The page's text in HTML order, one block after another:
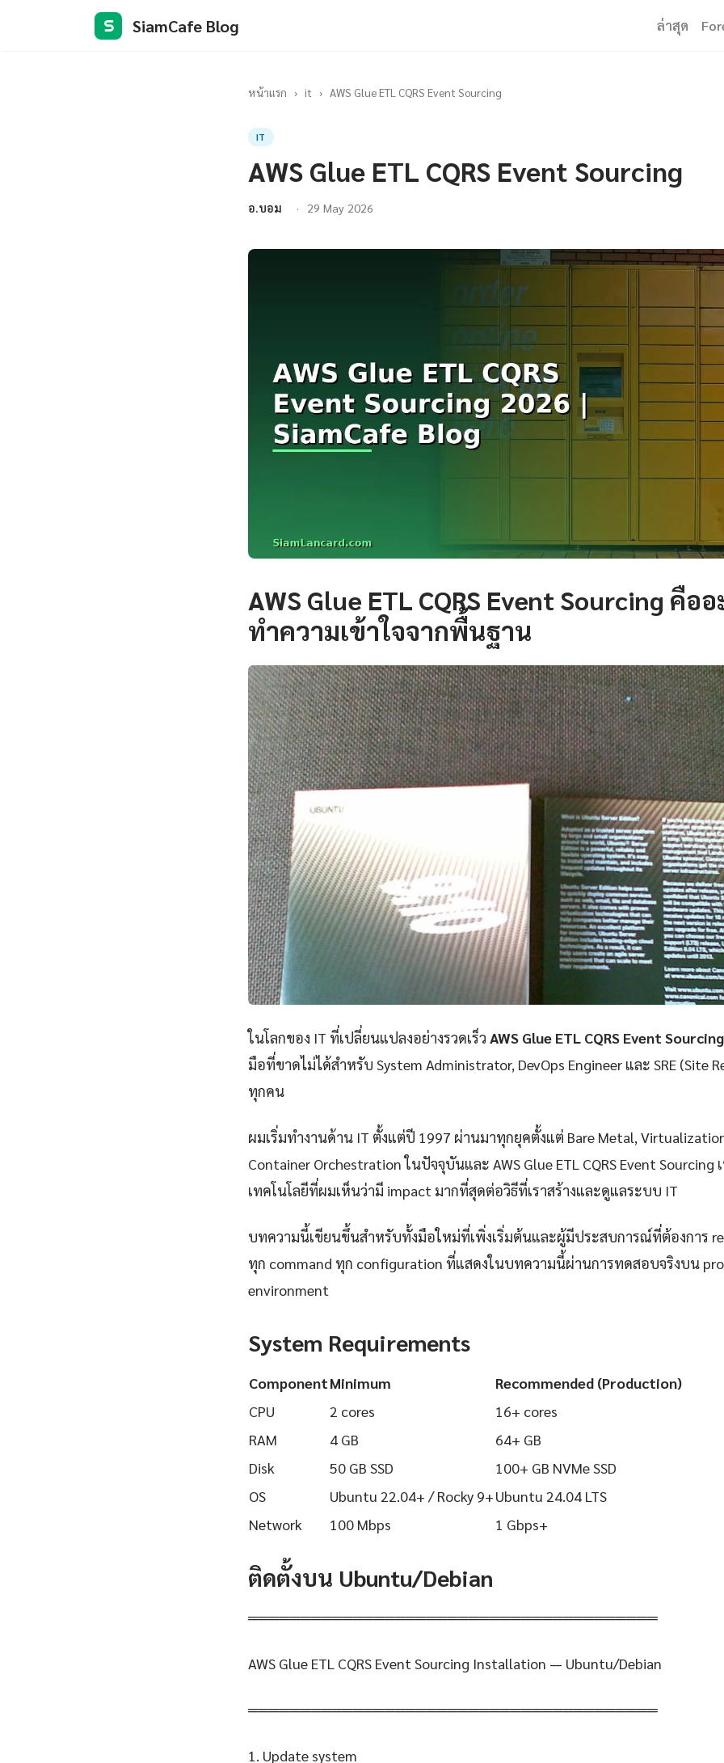
S SiamCafe Blog ล่าสุด
หน้าแรก › it › AWS Glue ETL CQRS Event Sourcing
IT
AWS Glue ETL CQRS Event Sourcing
อ.บอม 29 May 2026
AWS Glue ETL CQRS Event Sourcing คือ
ทำความเข้าใจจากพื้นฐาน
ในโลกของ IT ที่เปลี่ยนแปลงอย่างรวดเร็ว AWS Glue ETL CQRS Event Sourcing
มือที่ขาดไม่ได้สำหรับ System Administrator, DevOps Engineer และ SRE (Site
ทุกคน
ผมเริ่มทำงานด้าน IT ตั้งแต่ปี 1997 ผ่านมาทุกยุคตั้งแต่ Bare Metal,
Container Orchestration ในปัจจุบันและ AWS Glue ETL CQRS Event Sourcing
เทคโนโลยีที่ผมเห็นว่ามี impact มากที่สุดต่อวิธีที่เราสร้างและดูแลระบบ IT
บทความนี้เขียนขึ้นสำหรับทั้งมือใหม่ที่เพิ่งเริ่มต้นและผู้มีประสบการณ์ที่ต้องการ
ทุก command ทุก configuration ที่แสดงในบทความนี้ผ่านการทดสอบจริงบน
environment
System Requirements
ComponentMinimum
Recommended (Production)
CPU
2 cores
16+ cores
RAM
4 GB
64+ GB
Disk
50 GB SSD
100+ GB NVMe SSD
OS
Ubuntu 22.04+ / Rocky 9+Ubuntu 24.04 LTS
Network
100 Mbps 1 Gbps+
ติดตั้งบน Ubuntu/Debian
═══════════════════════════════════════
AWS Glue ETL CQRS Event Sourcing Installation — Ubuntu/Debian
═══════════════════════════════════════
1. Update system